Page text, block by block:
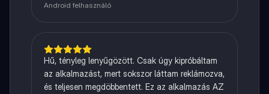
Android felhasználó
Hű, tényleg lenyűgözött. Csak úgy kipróbáltam
az alkalmazást, mert sokszor láttam reklámozva,
és teljesen megdöbbentett. Ez az alkalmazás AZ